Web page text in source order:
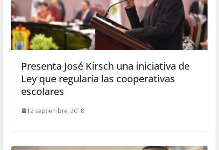
Presenta José Kirsch una iniciativa de
Ley que regularía las cooperativas
escolares
12 septiembre, 2018